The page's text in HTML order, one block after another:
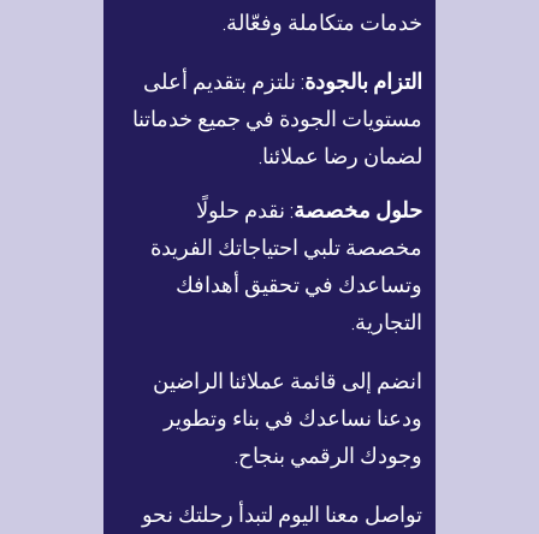
خدمات متكاملة وفعّالة.
التزام بالجودة: نلتزم بتقديم أعلى
مستويات الجودة في جميع خدماتنا
لضمان رضا عملائنا.
حلول مخصصة: نقدم حلولًا
مخصصة تلبي احتياجاتك الفريدة
وتساعدك في تحقيق أهدافك
التجارية.
انضم إلى قائمة عملائنا الراضين
ودعنا نساعدك في بناء وتطوير
وجودك الرقمي بنجاح.
تواصل معنا اليوم لتبدأ رحلتك نحو